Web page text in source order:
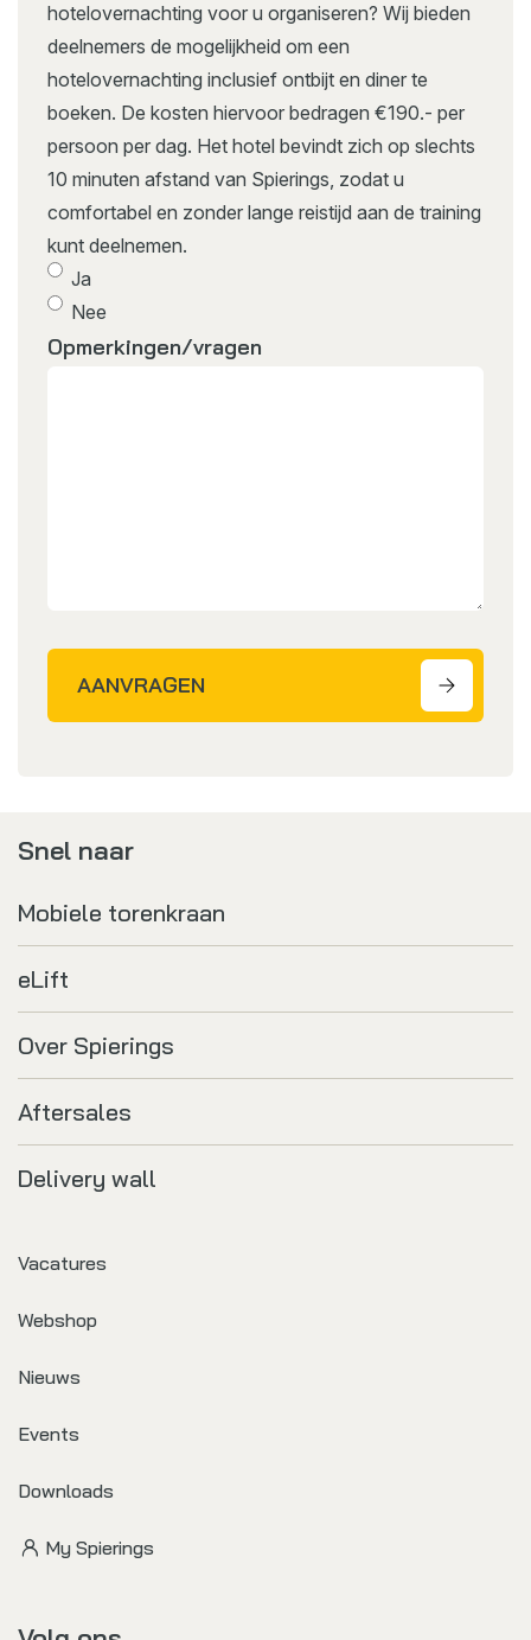
hotelovernachting voor u organiseren? Wij bieden
deelnemers de mogelijkheid om een
hotelovernachting inclusief ontbijt en diner te
boeken. De kosten hiervoor bedragen €190.- per
persoon per dag. Het hotel bevindt zich op slechts
10 minuten afstand van Spierings, zodat u
comfortabel en zonder lange reistijd aan de training
kunt deelnemen.
Ja
Nee
Opmerkingen/vragen
AANVRAGEN
Snel naar
Mobiele torenkraan
eLift
Over Spierings
Aftersales
Delivery wall
Vacatures
Webshop
Nieuws
Events
Downloads
My Spierings